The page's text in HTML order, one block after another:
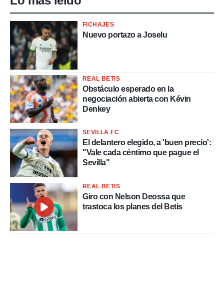
FICHAJES
Nuevo portazo a Joselu
REAL BETIS
Obstáculo esperado en la
negociación abierta con Kévin
Denkey
SEVILLA FC
El delantero elegido, a 'buen precio':
"Vale cada céntimo que pague el
Sevilla"
REAL BETIS
Giro con Nelson Deossa que
trastoca los planes del Betis